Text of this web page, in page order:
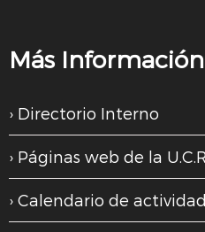
Más Información
Directorio Interno
Páginas web de la U.C.R.
Calendario de